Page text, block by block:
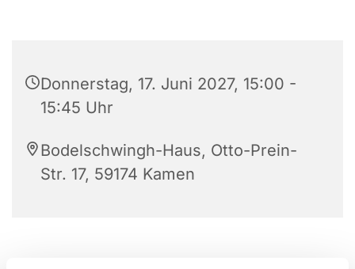
Donnerstag, 17. Juni 2027, 15:00 -
15:45 Uhr
Bodelschwingh-Haus, Otto-Prein-
Str. 17, 59174 Kamen